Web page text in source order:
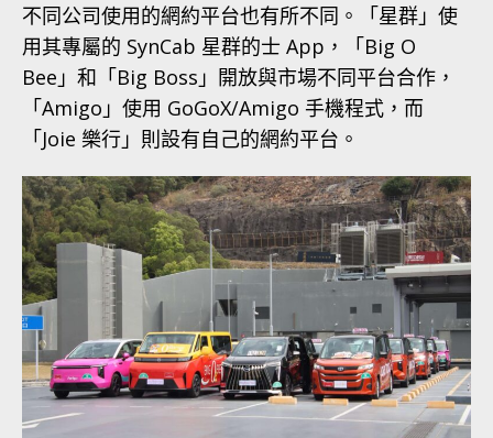
不同公司使用的網約平台也有所不同。「星群」使
用其專屬的 SynCab 星群的士 App，「Big O
Bee」和「Big Boss」開放與市場不同平台合作，
「Amigo」使用 GoGoX/Amigo 手機程式，而
「Joie 樂行」則設有自己的網約平台。